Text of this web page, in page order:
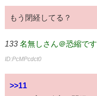
もう閉経してる？
133 名無しさん＠恐縮です
ID:PcMPcdct0
>>11